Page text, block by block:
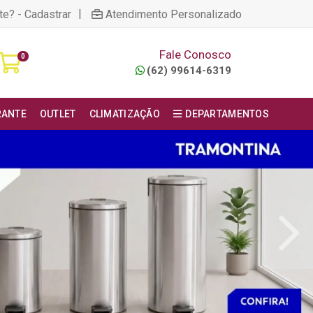
- Cadastrar | Atendimento Personalizado
0 Fale Conosco
(62) 99614-6319
OUTLET CLIMATIZAÇÃO DEPARTAMENTOS